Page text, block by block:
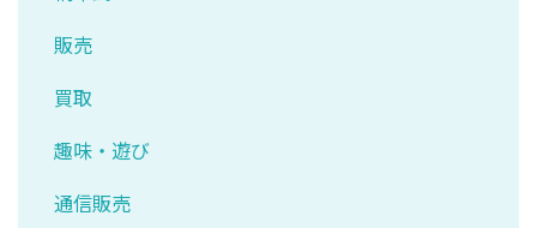
販売
買取
趣味・遊び
通信販売